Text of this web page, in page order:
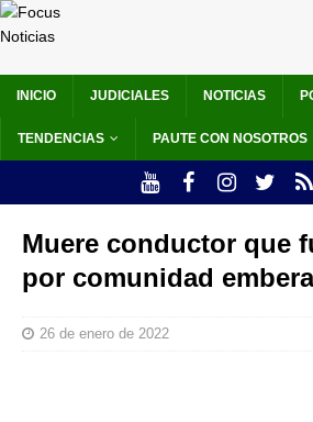
INICIO JUDICIALES NOTICIAS
TENDENCIAS PAUTE CON NOSOTROS
Muere conductor que
por comunidad
26 de enero de 2022